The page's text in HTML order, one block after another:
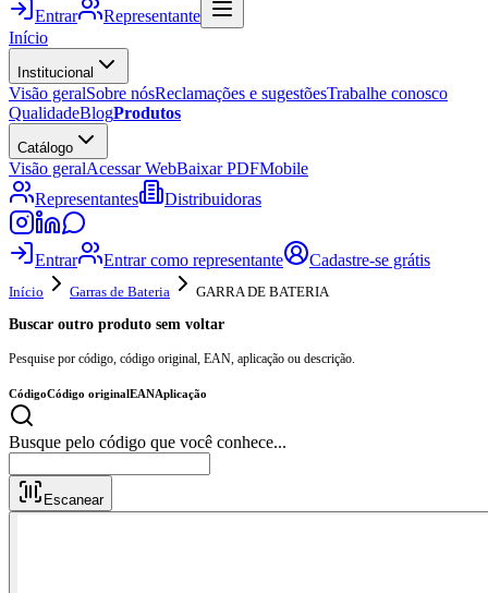
Entrar
Representante
Início
Institucional
Visão geralSobre nósReclamações e sugestõesTrabalhe conosco
QualidadeBlogProdutos
Catálogo
Visão geralAcessar WebBaixar PDFMobile
Representantes
Distribuidoras
Entrar Entrar como representante Cadastre-se grátis
Início Garras de Bateria
GARRA DE BATERIA
Buscar outro produto sem voltar
Pesquise por código, código original, EAN, aplicação ou descrição.
CódigoCódigo originalEANAplicação
Busque pelo código que você conhece.
Escanear